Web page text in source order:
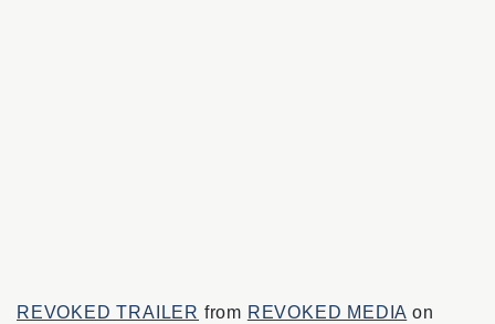
REVOKED TRAILER from REVOKED MEDIA on